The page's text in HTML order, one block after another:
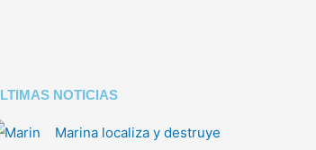
NOTICIAS
Marina localiza y destruye